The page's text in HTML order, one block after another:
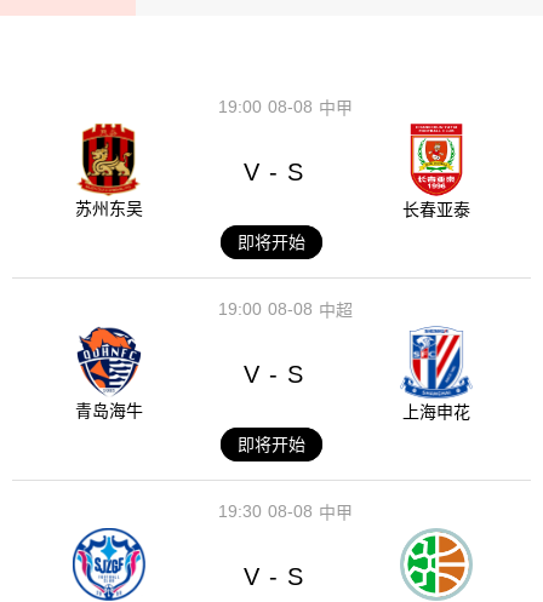
08-08
19:00 中甲
苏州东吴
V - S
长春亚泰
即将开始
08-08
19:00 中超
青岛海牛
V - S
上海申花
即将开始
08-08
19:30 中甲
V - S